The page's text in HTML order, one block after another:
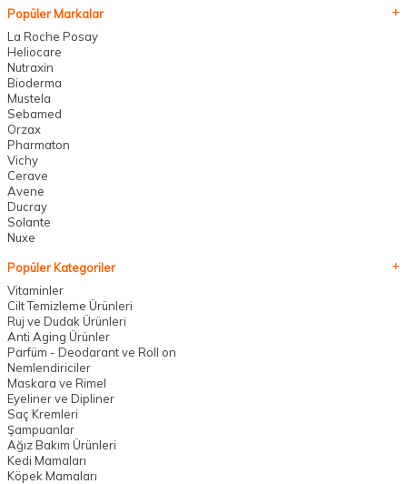
Popüler Markalar
La Roche Posay
Heliocare
Nutraxin
Bioderma
Mustela
Sebamed
Orzax
Pharmaton
Vichy
Cerave
Avene
Ducray
Solante
Nuxe
Popüler Kategoriler
Vitaminler
Cilt Temizleme Ürünleri
Ruj ve Dudak Ürünleri
Anti Aging Ürünler
Parfüm - Deodarant ve Roll on
Nemlendiriciler
Maskara ve Rimel
Eyeliner ve Dipliner
Saç Kremleri
Şampuanlar
Ağız Bakım Ürünleri
Kedi Mamaları
Köpek Mamaları